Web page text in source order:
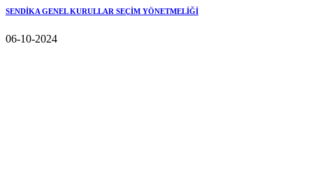
SENDİKA GENEL KURULLAR SEÇİM YÖNETMELİĞİ
06-10-2024